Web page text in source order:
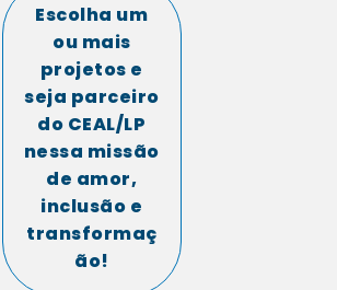
Escolha um
ou mais
projetos e
seja parceiro
do CEAL/LP
nessa missão
de amor,
inclusão e
transformaç
ão!